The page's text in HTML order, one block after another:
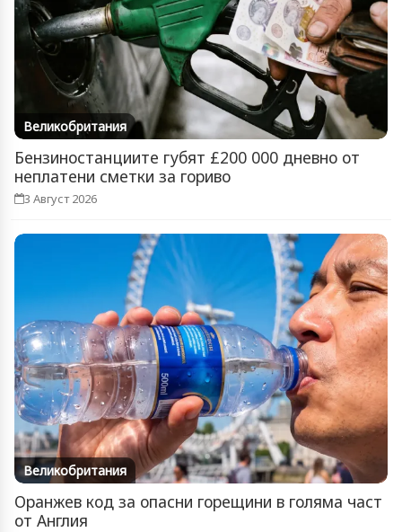
Великобритания
Бензиностанциите губят £200 000 дневно от
неплатени сметки за гориво
3 Август 2026
Великобритания
Оранжев код за опасни горещини в голяма част
от Англия